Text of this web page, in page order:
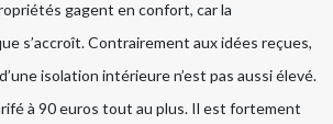
gagent en confort, car la
s’accroît. Contrairement aux idées reçues,
isolation intérieure n’est pas aussi élevé.
à 90 euros tout au plus. Il est fortement